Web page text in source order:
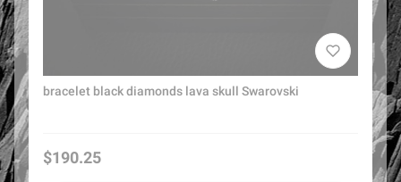
bracelet black diamonds lava skull Swarovski
Price
$190.25